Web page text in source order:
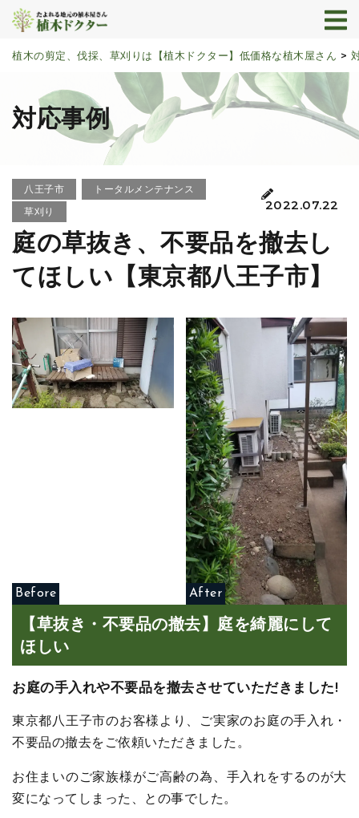
植木の剪定、伐採、草刈りは【植木ドクター】低価格な植木屋さん >
対応事例
八王子市
トータルメンテナンス
草刈り
2022.07.22
庭の草抜き、不要品を撤去し
てほしい【東京都八王子市】
Before After
【草抜き・不要品の撤去】庭を綺麗にして
ほしい
お庭の手入れや不要品を撤去させていただきました!
東京都八王子市のお客様より、ご実家のお庭の手入れ・
不要品の撤去をご依頼いただきました。
お住まいのご家族様がご高齢の為、手入れをするのが大
変になってしまった、との事でした。